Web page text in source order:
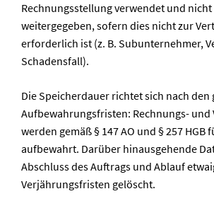
Rechnungsstellung verwendet und
weitergegeben, sofern dies nicht zur
erforderlich ist (z. B. Subunternehmer,
Schadensfall).
Die Speicherdauer richtet sich nach den
Aufbewahrungsfristen: Rechnungs- und
werden gemäß § 147 AO und § 257 HGB
aufbewahrt. Darüber hinausgehende
Abschluss des Auftrags und Ablauf
Verjährungsfristen gelöscht.